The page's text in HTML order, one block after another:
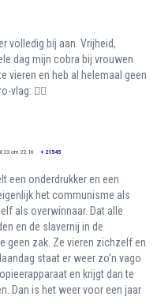
volledig bij aan. Vrijheid,
dag mijn cobra bij vrouwen
vieren en heb al helemaal geen
vlag: 🏴‍☠️
om 22:16 + 21545
een onderdrukker en een
het communisme als
als overwinnaar. Dat alle
en de slavernij in de
geen zak. Ze vieren zichzelf en
staat er weer zo'n vago
en krijgt dan te
Dan is het weer voor een jaar